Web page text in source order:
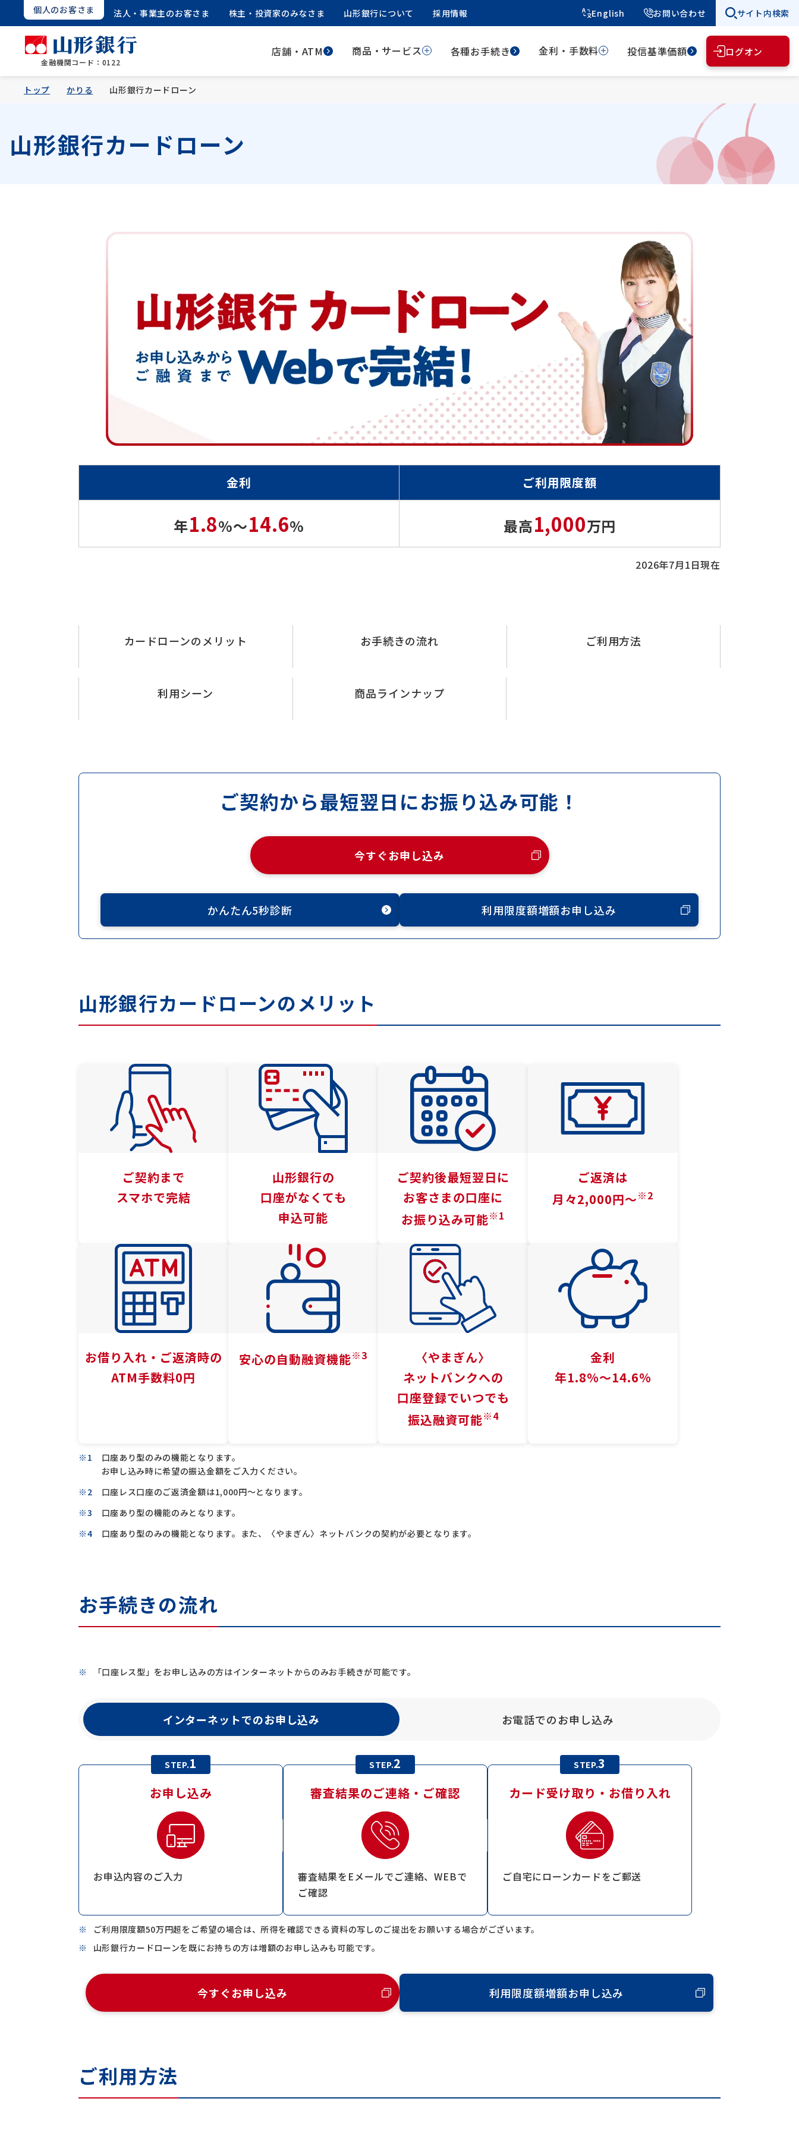
金融機関コード：0122
個人のお客さま 法人・事業主のお客さま 株主・投資家のみなさま 山形銀行について 採用情報 English お問い合わせ サイト内検索
店舗・ATM 商品・サービス 各種お手続き 金利・手数料 投信基準価額 ログオン
トップ かりる 山形銀行カードローン
山形銀行カードローン
金利 ご利用限度額
年1.8%～14.6% 最高1,000万円
2026年7月1日現在
カードローンの メリット お手続きの流れ ご利用方法
利用シーン 商品ラインナップ
ご契約から最短翌日にお振り込み可能！
今すぐお申し込み
かんたん5秒診断 利用限度額増額お申し込み
山形銀行カードローンのメリット
ご契約まで
スマホで完結
山形銀行の
口座がなくても
申込可能
ご契約後最短翌日に
お客さまの口座に
お振り込み可能※1
ご返済は
月々2,000円〜※2
お借り入れ・ ご返済時の
ATM手数料0円
安心の自動融資機能※3
〈やまぎん〉
ネットバンクへの
口座登録でいつでも
振込融資可能※4
金利
年1.8%〜14.6%
口座あり型のみの機能となります。
お申し込み時に希望の振込金額をご入力ください。
口座レス口座のご返済金額は1,000円～となります。
口座あり型の機能のみとなります。
口座あり型のみの機能となります。また、〈やまぎん〉ネットバンクの契約が必要となります。
お手続きの流れ
「口座レス型」をお申し込みの方はインターネットからのみお手続きが可能です。
インターネットでのお申し込み お電話でのお申し込み
STEP.1
お申し込み
お申込内容のご入力
STEP.2
審査結果のご連絡・ ご確認
審査結果をEメールでご連絡、WEBで
ご確認
STEP.3
カード受け取り・ お借り入れ
ご自宅にローンカードをご郵送
ご利用限度額50万円超をご希望の場合は、所得を確認できる資料の写しのご提出をお願いする場合がございます。
山形銀行カードローンを既にお持ちの方は増額のお申し込みも可能です。
今すぐお申し込み 利用限度額増額お申し込み
ご利用方法